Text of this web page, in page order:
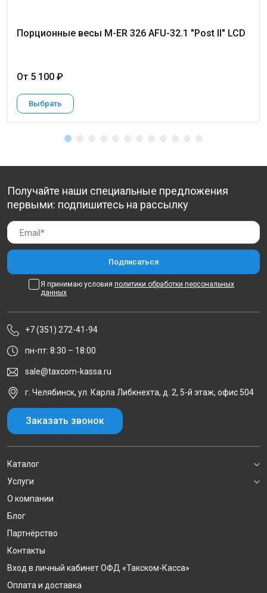
Порционные весы M-ER 326 AFU-32.1 "Post II" LCD
От 5 100 ₽
Выбрать
Получайте наши специальные предложения
первыми: подпишитесь на рассылку
Я принимаю условия политики обработки персональных
данных
+7 (351) 272-41-94
пн-пт: 8:30 – 18:00
sale@taxcom-kassa.ru
г. Челябинск, ул. Карла Либкнехта, д. 2, 5-й этаж, офис 504
Заказать звонок
Каталог
Услуги
О компании
Блог
Партнёрство
Контакты
Вход в личный кабинет ОФД «Такском-Касса»
Оплата и доставка